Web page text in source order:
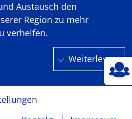
Austausch den
Region zu mehr
verhelfen.
Weiterlesen